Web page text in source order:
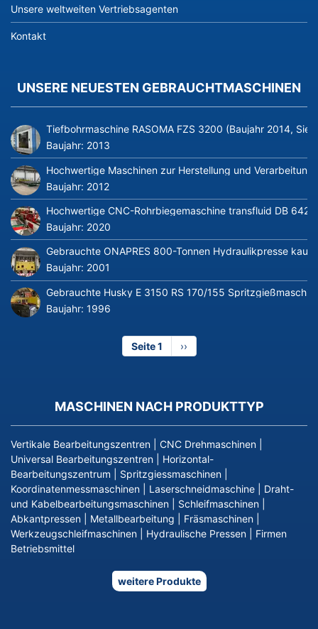
Unsere weltweiten Vertriebsagenten
Kontakt
UNSERE NEUESTEN GEBRAUCHTMASCHINEN
Tiefbohrmaschine RASOMA FZS 3200 (Baujahr 2014,
Baujahr: 2013
Hochwertige Maschinen zur Herstellung und
Baujahr: 2012
Hochwertige CNC-Rohrbiegemaschine transfluid DB
Baujahr: 2020
Gebrauchte ONAPRES 800-Tonnen Hydraulikpresse
Baujahr: 2001
Gebrauchte Husky E 3150 RS 170/155
Baujahr: 1996
Seite 1
Nächste
Seite
››
MASCHINEN NACH PRODUKTTYP
Vertikale Bearbeitungszentren CNC Drehmaschinen
Universal Bearbeitungszentren
Horizontal-
Bearbeitungszentrum
Spritzgiessmaschinen
Koordinatenmessmaschinen
Laserschneidmaschine
Draht-
und Kabelbearbeitungsmaschinen
Schleifmaschinen
Abkantpressen
Metallbearbeitung Fräsmaschinen
Werkzeugschleifmaschinen
Hydraulische Pressen
Firmen
Betriebsmittel
weitere Produkte